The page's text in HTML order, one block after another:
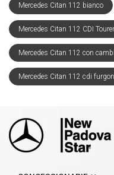
Mercedes Citan 112 bianco
Mercedes Citan 112 CDI
Mercedes Citan 112 con
Mercedes Citan 112 cdi